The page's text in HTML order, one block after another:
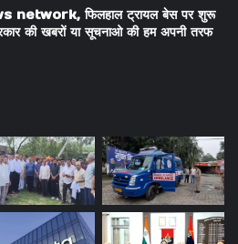
फिलहाल ट्रायल बेस पर शुरू
की खबरों या सूचनाओ की हम अपनी तरफ